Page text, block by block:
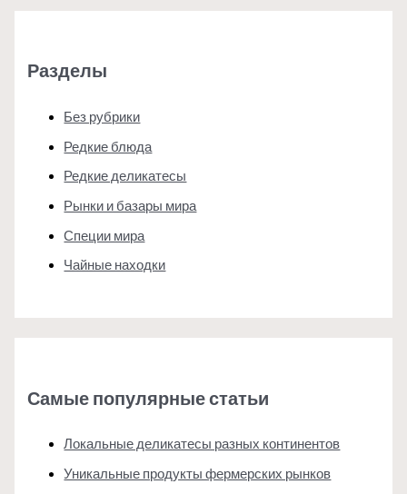
Разделы
Без рубрики
Редкие блюда
Редкие деликатесы
Рынки и базары мира
Специи мира
Чайные находки
Самые популярные статьи
Локальные деликатесы разных континентов
Уникальные продукты фермерских рынков